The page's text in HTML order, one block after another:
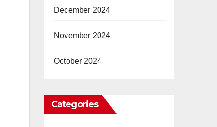
December 2024
November 2024
October 2024
Categories